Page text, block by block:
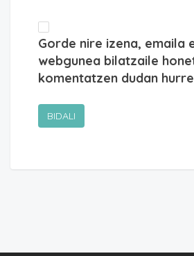
Gorde nire izena, emaila
webgunea bilatzaile
komentatzen dudan